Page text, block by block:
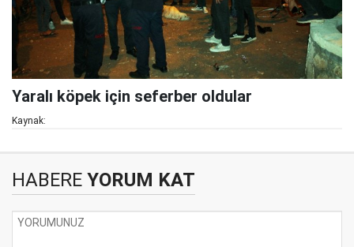
Yaralı köpek için seferber oldular
Kaynak:
HABERE YORUM KAT